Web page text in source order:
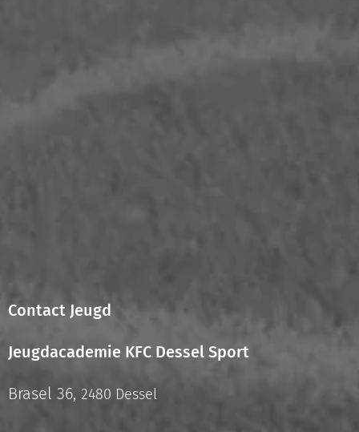
Contact Jeugd
Jeugdacademie KFC Dessel Sport
Brasel 36, 2480 Dessel